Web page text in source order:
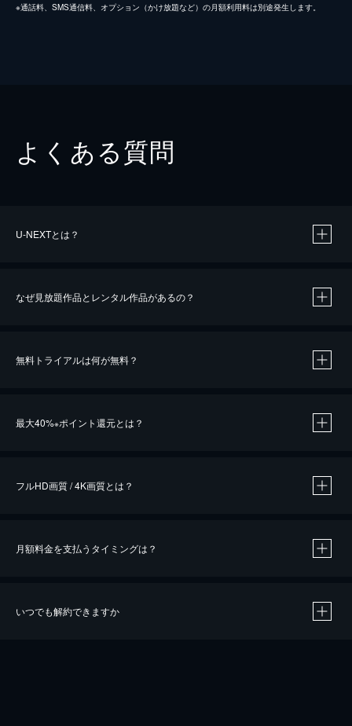
※通話料、SMS通信料、オプション（かけ放題など）の月額利用料は別途発生します。
よくある質問
U-NEXTとは？
なぜ見放題作品とレンタル作品があるの？
無料トライアルは何が無料？
最大40%※ポイント還元とは？
※40％ポイント還元の対象は、クレジットカード決済による作品の購入 / レンタルです。
フルHD画質 / 4K画質とは？
月額料金を支払うタイミングは？
いつでも解約できますか